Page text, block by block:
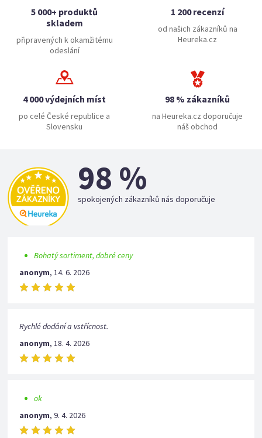
5 000+ produktů
skladem
připravených k okamžitému
odeslání
1 200 recenzí
od našich zákazníků na
Heureka.cz
4 000 výdejních míst
po celé České republice a
Slovensku
98 % zákazníků
na Heureka.cz doporučuje
náš obchod
98 %
spokojených zákazníků nás doporučuje
Bohatý sortiment, dobré ceny
anonym,14. 6. 2026
Rychlé dodání a vstřícnost.
anonym,18. 4. 2026
ok
anonym,9. 4. 2026